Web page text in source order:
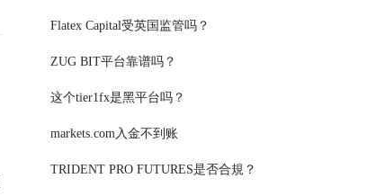
Flatex Capital受英国监管吗？
ZUG BIT平台靠谱吗？
这个tier1fx是黑平台吗？
markets.com入金不到账
TRIDENT PRO FUTURES是否合規？